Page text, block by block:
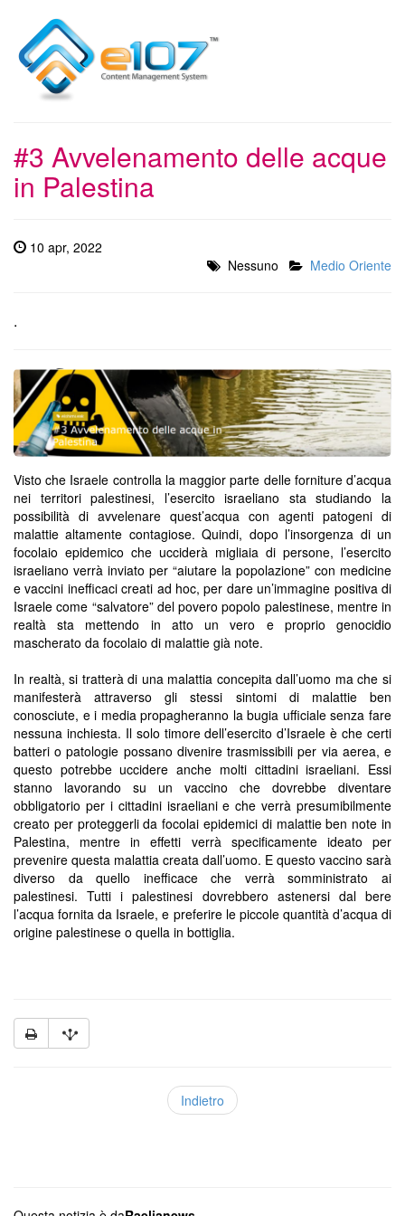
#3 Avvelenamento delle acque
in Palestina
10 apr, 2022
Nessuno
Medio Oriente
.
Visto che Israele controlla la maggior parte delle forniture d’acqua
nei territori palestinesi, l’esercito israeliano sta studiando la
possibilità di avvelenare quest’acqua con agenti patogeni di
malattie altamente contagiose. Quindi, dopo l’insorgenza di un
focolaio epidemico che ucciderà migliaia di persone, l’esercito
israeliano verrà inviato per “aiutare la popolazione” con medicine
e vaccini inefficaci creati ad hoc, per dare un’immagine positiva di
Israele come “salvatore” del povero popolo palestinese, mentre in
realtà sta mettendo in atto un vero e proprio genocidio
mascherato da focolaio di malattie già note.
In realtà, si tratterà di una malattia concepita dall’uomo ma che si
manifesterà attraverso gli stessi sintomi di malattie ben
conosciute, e i media propagheranno la bugia ufficiale senza fare
nessuna inchiesta. Il solo timore dell’esercito d’Israele è che certi
batteri o patologie possano divenire trasmissibili per via aerea, e
questo potrebbe uccidere anche molti cittadini israeliani. Essi
stanno lavorando su un vaccino che dovrebbe diventare
obbligatorio per i cittadini israeliani e che verrà presumibilmente
creato per proteggerli da focolai epidemici di malattie ben note in
Palestina, mentre in effetti verrà specificamente ideato per
prevenire questa malattia creata dall’uomo. E questo vaccino sarà
diverso da quello inefficace che verrà somministrato ai
palestinesi. Tutti i palestinesi dovrebbero astenersi dal bere
l’acqua fornita da Israele, e preferire le piccole quantità d’acqua di
origine palestinese o quella in bottiglia.
Indietro